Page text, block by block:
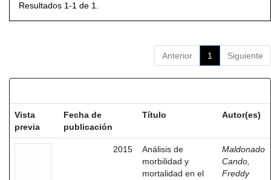
Resultados 1-1 de 1.
Anterior 1 Siguiente
Vista
previa
Fecha de
publicación
Título Autor(es)
2015
Análisis de
morbilidad y
mortalidad en el
Maldonado
Cando,
Freddy